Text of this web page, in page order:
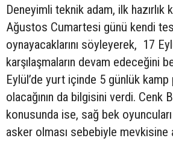
Deneyimli teknik adam, ilk hazırlık
Ağustos Cumartesi günü kendi
oynayacaklarını söyleyerek, 17
karşılaşmaların devam edeceğini
Eylül’de yurt içinde 5 günlük kamp
olacağının da bilgisini verdi. Cenk
konusunda ise, sağ bek oyuncuları
asker olması sebebiyle